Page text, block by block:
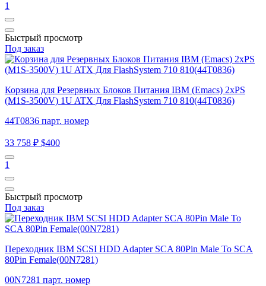
1
Быстрый просмотр
Под заказ
Корзина для Резервных Блоков Питания IBM (Emacs) 2xPS
(M1S-3500V) 1U ATX Для FlashSystem 710 810(44T0836)
44T0836 парт. номер
33 758 ₽ $400
1
Быстрый просмотр
Под заказ
Переходник IBM SCSI HDD Adapter SCA 80Pin Male To SCA
80Pin Female(00N7281)
00N7281 парт. номер